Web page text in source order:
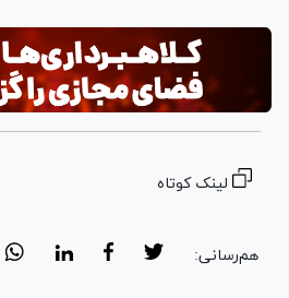
لینک کوتاه
هم‌رسانی: